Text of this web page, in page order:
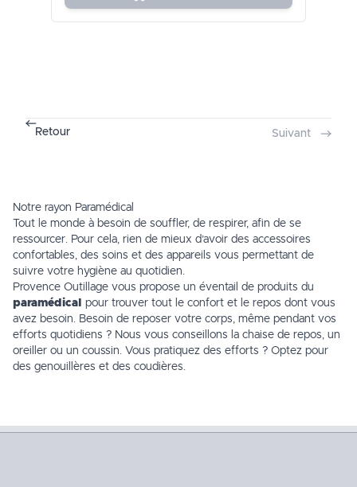
Retour Suivant
Notre rayon Paramédical
Tout le monde à besoin de souffler, de respirer, afin de se
ressourcer. Pour cela, rien de mieux d’avoir des accessoires
confortables, des soins et des appareils vous permettant de
suivre votre hygiène au quotidien.
Provence Outillage vous propose un éventail de produits du
paramédical
pour trouver tout le confort et le repos dont vous
avez besoin. Besoin de reposer votre corps, même pendant vos
efforts quotidiens ? Nous vous conseillons la chaise de repos, un
oreiller ou un coussin. Vous pratiquez des efforts ? Optez pour
des genouillères et des coudières.